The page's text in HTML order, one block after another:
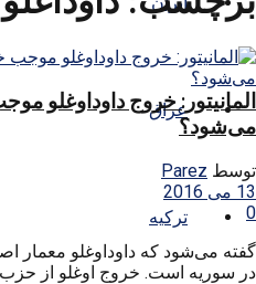
عراق
ترکیه
المانیتور: خروج داوداوغلو
می‌شود؟
توسط Parez
13 می 2016
0
گفته می‌شود که داوداوغلو
در سوریه است. خروج اوغلو از حزب